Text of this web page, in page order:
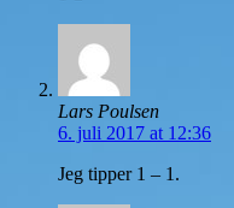
Lars Poulsen
6. juli 2017 at 12:36
Jeg tipper 1 – 1.